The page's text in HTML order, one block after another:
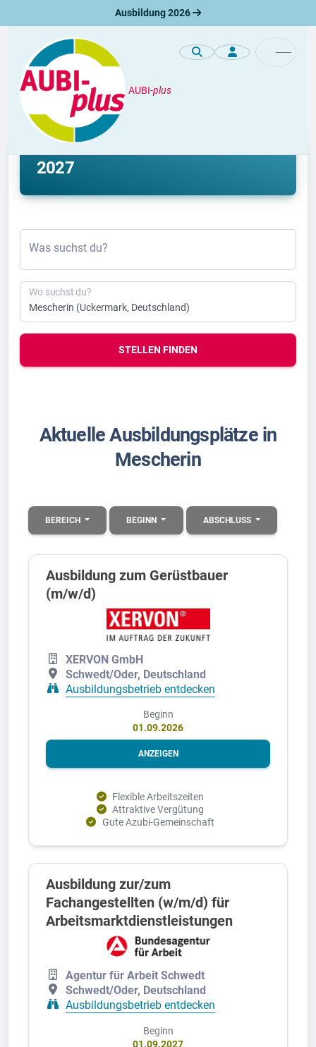
Ausbildung 2026
AUBI-plus
Ausbildung
Ausbildung Mescherin 2026 &
2027
Was suchst du?
Wo suchst du?
STELLEN FINDEN
Aktuelle Ausbildungsplätze in
Mescherin
BEREICH BEGINN ABSCHLUSS
Ausbildung zum Gerüstbauer
(m/w/d)
XERVON GmbH
Schwedt/Oder, Deutschland
Ausbildungsbetrieb entdecken
Beginn
01.09.2026
ANZEIGEN
Flexible Arbeitszeiten
Attraktive Vergütung
Gute Azubi-Gemeinschaft
Ausbildung zur/zum
Fachangestellten (w/m/d) für
Arbeitsmarktdienstleistungen
Agentur für Arbeit Schwedt
Schwedt/Oder, Deutschland
Ausbildungsbetrieb entdecken
Beginn
01.09.2027